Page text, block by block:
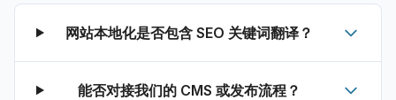
网站本地化是否包含 SEO 关键词翻译？
能否对接我们的 CMS 或发布流程？